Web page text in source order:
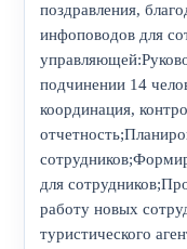
поздравления,
инфоповодов для
подчинении 14
координация,
для
работу новых
туристического